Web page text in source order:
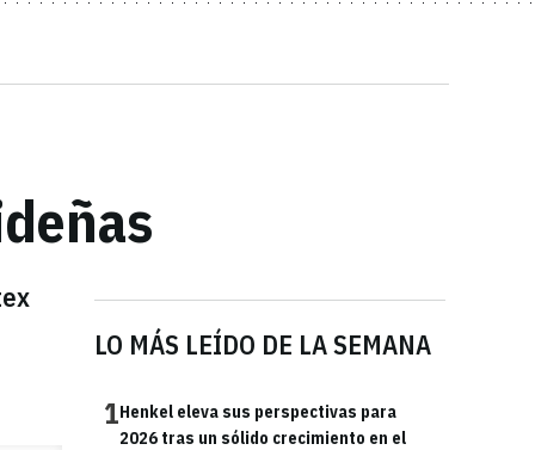
LO MÁS LEÍDO DE LA SEMANA
1Henkel eleva sus perspectivas para
2026 tras un sólido crecimiento en el